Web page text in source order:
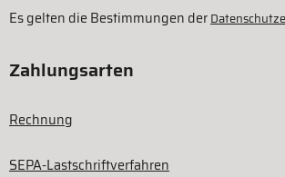
Es gelten die Bestimmungen der
Zahlungsarten
Rechnung
SEPA-Lastschriftverfahren